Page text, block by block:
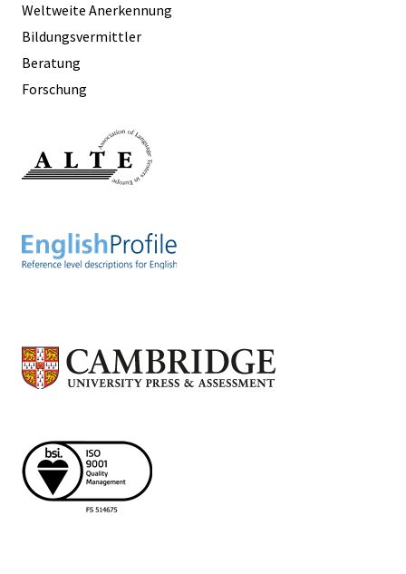
Weltweite Anerkennung
Bildungsvermittler
Beratung
Forschung